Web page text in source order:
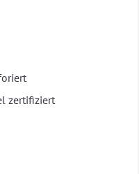
zertifiziert